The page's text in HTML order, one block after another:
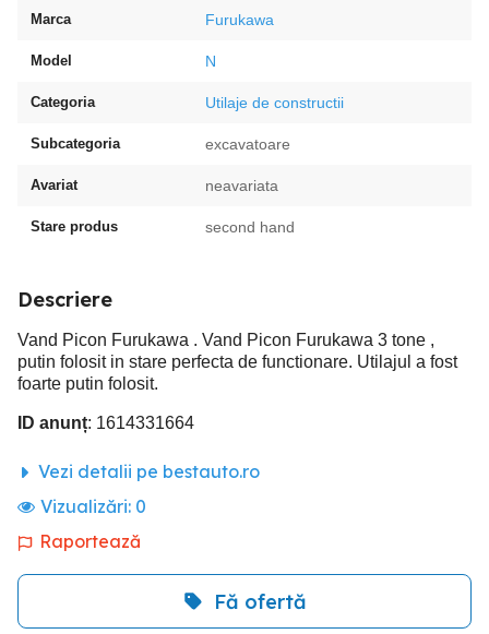
Marca Furukawa
Model N
Categoria Utilaje de constructii
Subcategoria excavatoare
Avariat neavariata
Stare produs second hand
Descriere
Vand Picon Furukawa . Vand Picon Furukawa 3 tone ,
putin folosit in stare perfecta de functionare. Utilajul a fost
foarte putin folosit.
ID anunț: 1614331664
Vezi detalii pe bestauto.ro
Vizualizări: 0
Raportează
Fă ofertă